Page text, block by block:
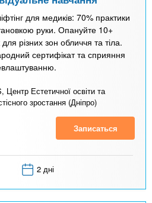
для медиків: 70% практики
руки. Опануйте 10+
для різних зон обличчя та тіла.
сертифікат та сприяння
Центр Естетичної освіти та
зростання (Дніпро)
Записаться
2 дні